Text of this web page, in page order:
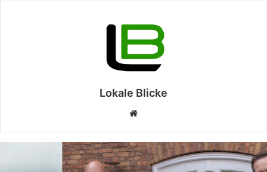
Lokale Blicke
Webseite